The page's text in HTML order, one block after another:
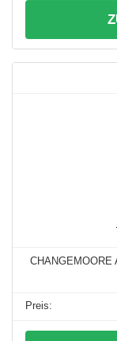
CHANGEMOORE